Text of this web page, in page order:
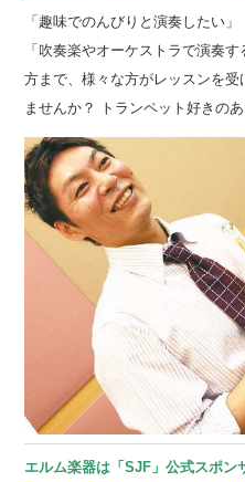
「趣味でのんびりと演奏したい
「吹奏楽やオーケストラで演奏
方まで、様々な方がレッスンを
ませんか？ トランペット好きの
エルム楽器は「SJF」公式スポン